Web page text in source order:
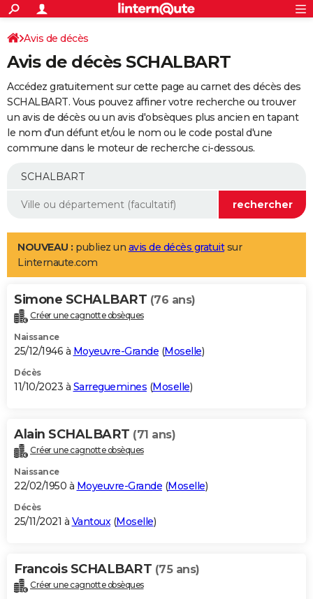
ACTUALITÉS
Politique
Société
Faits Divers
Education
Monde
Villes
+
SPORT
Coupe du monde 2026
Football
Tennis
Cyclisme
Rugby
Forum
Programme TV
TNT
Streaming
Cinéma
Sorties cinéma
Musique
+
FINANCE
Impôts
Immobilier
Risques naturels par ville
Banque
Assurance
Crédit
AUTO
Essais
Réserver un essai
Citadines
Berlines
SUV
Forum auto
+
Mobiles
Meilleur smartphone
Internet
Ordinateurs
Jeux vidéo
Guide high-tech
Aménagement intérieur
LIFESTYLE
Art de vivre
Bien-être
Loisirs
Mode
Modes de vie
Alimentation
Guide de la santé
Maladies
Médicaments
Sommeil
VOYAGE
Destinations
City break
Voyage nature
Voyage de noces
Forum
Climat
+PHOTO
GUIDES D'ACHAT
BONS PLANS
Carte de Noël
Carte Bonne année
Carte Saint-Valentin
Carte Pâques
Carte d'anniversaire
DICTIONNAIRE
Dictionnaire
Biographies
Citations
Expressions
Proverbes
PROGRAMME TV
S'inscrire
Se connecter
Lycées
Collèges
Primaires
Universités
Entreprises
Service militaire
Avis de recherche
AVIS DE DÉCÈS
Bricolage
Lifestyle
Culture
Sport
Auto
Television
Voyage
Cinema
Avis de décès
Avis de décès SCHALBART
Accédez gratuitement sur cette page au carnet des décès des
SCHALBART. Vous pouvez affiner votre recherche ou trouver
un avis de décès ou un avis d'obsèques plus ancien en tapant
le nom d'un défunt et/ou le nom ou le code postal d'une
commune dans le moteur de recherche ci-dessous.
NOUVEAU : publiez un avis de décès gratuitsur
Linternaute.com
Simone SCHALBART (76 ans)
Créer une cagnotte obsèques
Naissance
25/12/1946 à Moyeuvre-Grande (Moselle)
Décès
11/10/2023 à Sarreguemines (Moselle)
Alain SCHALBART (71 ans)
Créer une cagnotte obsèques
Naissance
22/02/1950 à Moyeuvre-Grande (Moselle)
Décès
25/11/2021 à Vantoux(Moselle)
Francois SCHALBART (75 ans)
Créer une cagnotte obsèques